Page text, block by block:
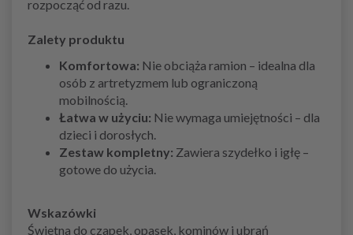
rozpocząć od razu.
Zalety produktu
Komfortowa: Nie obciąża ramion – idealna dla
osób z artretyzmem lub ograniczoną
mobilnością.
Łatwa w użyciu: Nie wymaga umiejętności – dla
dzieci i dorosłych.
Zestaw kompletny: Zawiera szydełko i igłę –
gotowe do użycia.
Wskazówki
Świetna do czapek, opasek, kominów i ubrań